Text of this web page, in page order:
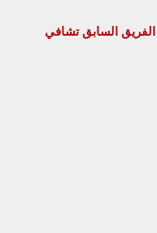
السابق تشافي